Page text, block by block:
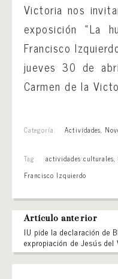
Victoria nos
exposición «La
Francisco
jueves 30 de
Carmen de la
Categoría: Actividades,
Tag: actividades culturales,
Francisco Izquierdo
Artículo anterior
IU pide la declaración de
expropiación de Jesús del